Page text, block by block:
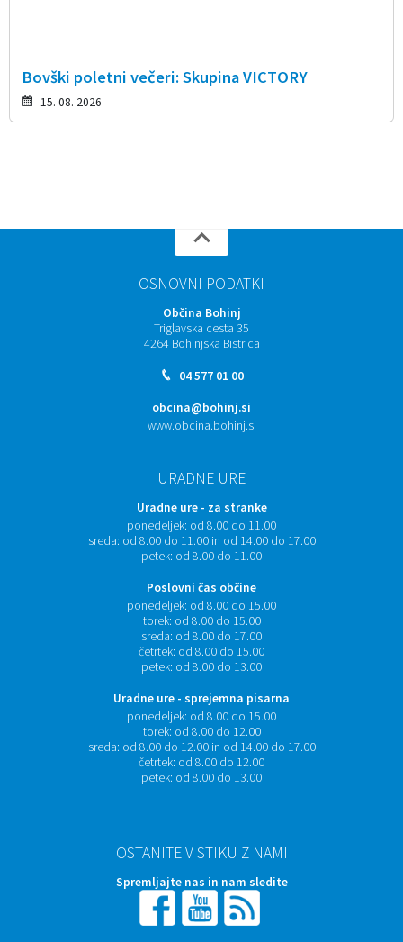
Bovški poletni večeri: Skupina VICTORY
15. 08. 2026
OSNOVNI PODATKI
Občina Bohinj
Triglavska cesta 35
4264 Bohinjska Bistrica
04 577 01 00
obcina@bohinj.si
www.obcina.bohinj.si
URADNE URE
Uradne ure - za stranke
ponedeljek: od 8.00 do 11.00
sreda: od 8.00 do 11.00 in od 14.00 do 17.00
petek: od 8.00 do 11.00
Poslovni čas občine
ponedeljek: od 8.00 do 15.00
torek: od 8.00 do 15.00
sreda: od 8.00 do 17.00
četrtek: od 8.00 do 15.00
petek: od 8.00 do 13.00
Uradne ure - sprejemna pisarna
ponedeljek: od 8.00 do 15.00
torek: od 8.00 do 12.00
sreda: od 8.00 do 12.00 in od 14.00 do 17.00
četrtek: od 8.00 do 12.00
petek: od 8.00 do 13.00
OSTANITE V STIKU Z NAMI
Spremljajte nas in nam sledite